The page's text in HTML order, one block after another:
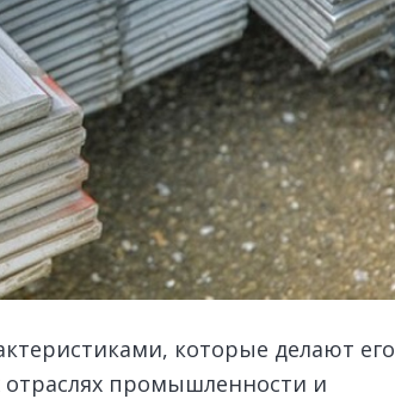
которые делают его
промышленности и